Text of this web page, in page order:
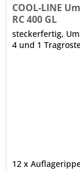
COOL-LINE
RC 400 GL
steckerfertig,
4 und 1
12 x